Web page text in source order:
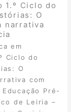
1.º Ciclo do
O
narrativa
em
Ciclo do
O
com
Pré-
de Leiria –